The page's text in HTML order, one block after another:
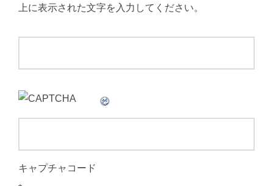
上に表示された文字を入力してください。
キャプチャコード